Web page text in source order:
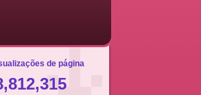
de página